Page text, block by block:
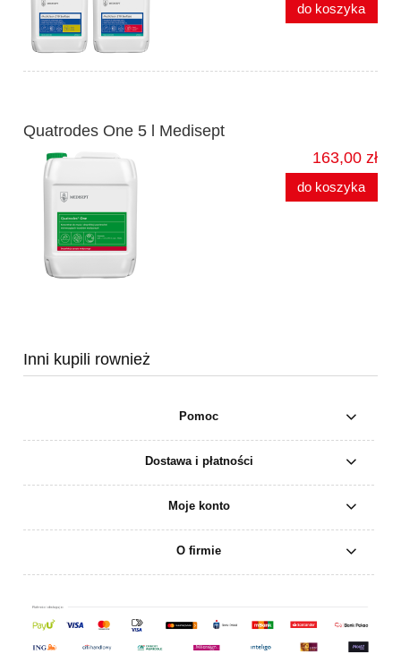
do koszyka
Quatrodes One 5 l Medisept
163,00 zł
do koszyka
Inni kupili rownież
Pomoc
Dostawa i płatności
Moje konto
O firmie